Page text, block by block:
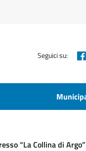
Seguici su:
“La Collina di Argo”